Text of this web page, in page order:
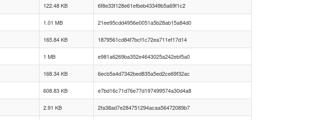
122.48 KB 6f8e33f128e61efbeb43349b5a69f1c2
1.01 MB 21ee95cdd4956e0051a5b28ab15a84d0
165.84 KB 1879561cd84f7bcf1c72ea711ef17d14
1 MB e981a6269ba352e4643025a242ebf5a0
168.34 KB 6ecb5a4d7342bed835a5ed2ce69f32ac
608.83 KB e7bd16c71d76e77d197499574a30d4a8
2.91 KB 2fa38ad7e284751294acaa56472089b7